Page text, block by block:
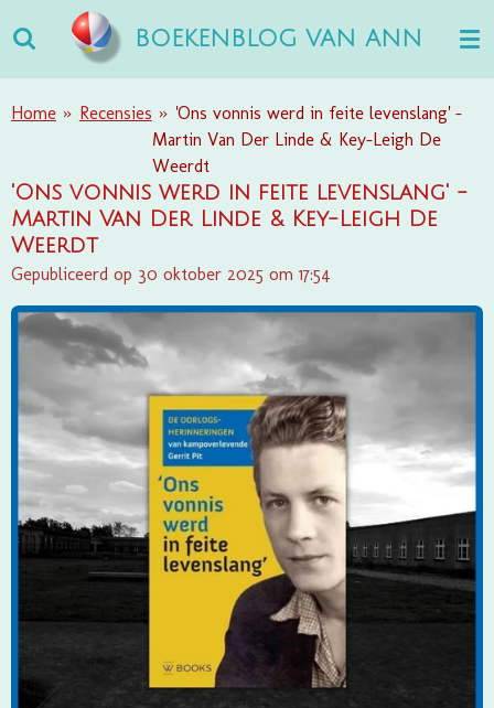
direct
naar
de
BOEKENBLOG VAN ANN
Home » Recensies » 'Ons vonnis werd in feite levenslang' -
Martin Van Der Linde & Key-Leigh De
Weerdt
'Ons vonnis werd in feite levenslang' -
Martin Van Der Linde & Key-Leigh De
Weerdt
Gepubliceerd op 30 oktober 2025 om 17:54